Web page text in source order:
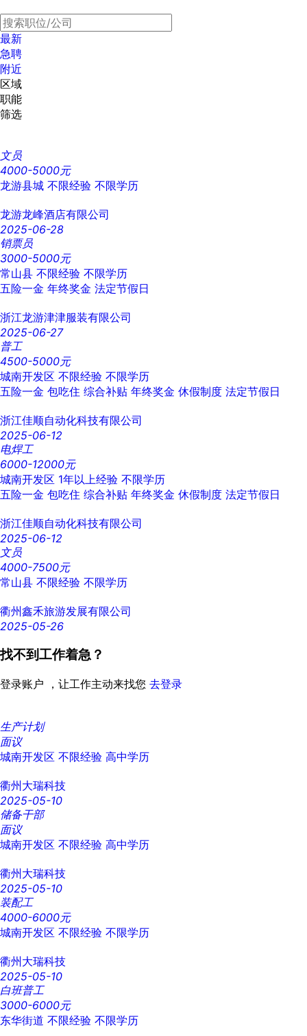
最新
急聘
附近
区域
职能
筛选
文员
4000-5000元
龙游县城 不限经验 不限学历
龙游龙峰酒店有限公司
2025-06-28
销票员
3000-5000元
常山县 不限经验 不限学历
五险一金 年终奖金 法定节假日
浙江龙游津津服装有限公司
2025-06-27
普工
4500-5000元
城南开发区 不限经验 不限学历
五险一金 包吃住 综合补贴 年终奖金 休假制度 法定节假日
浙江佳顺自动化科技有限公司
2025-06-12
电焊工
6000-12000元
城南开发区 1年以上经验 不限学历
五险一金 包吃住 综合补贴 年终奖金 休假制度 法定节假日
浙江佳顺自动化科技有限公司
2025-06-12
文员
4000-7500元
常山县 不限经验 不限学历
衢州鑫禾旅游发展有限公司
2025-05-26
找不到工作着急？
登录账户 ，让工作主动来找您 去登录
生产计划
面议
城南开发区 不限经验 高中学历
衢州大瑞科技
2025-05-10
储备干部
面议
城南开发区 不限经验 高中学历
衢州大瑞科技
2025-05-10
装配工
4000-6000元
城南开发区 不限经验 不限学历
衢州大瑞科技
2025-05-10
白班普工
3000-6000元
东华街道 不限经验 不限学历